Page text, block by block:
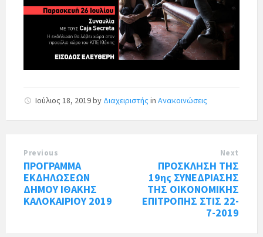
Ιούλιος 18, 2019by Διαχειριστής in Ανακοινώσεις
Previous
ΠΡΟΓΡΑΜΜΑ
ΕΚΔΗΛΩΣΕΩΝ
ΔΗΜΟΥ ΙΘΑΚΗΣ
ΚΑΛΟΚΑΙΡΙΟΥ 2019
Next
ΠΡΟΣΚΛΗΣΗ ΤΗΣ
19ης ΣΥΝΕΔΡΙΑΣΗΣ
ΤΗΣ ΟΙΚΟΝΟΜΙΚΗΣ
ΕΠΙΤΡΟΠΗΣ ΣΤΙΣ 22-
7-2019